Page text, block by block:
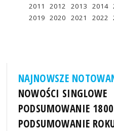
2011
2012 2013 2014
2019 2020 2021 2022
NAJNOWSZE
NOWOŚCI SINGLOWE
PODSUMOWANIE
PODSUMOWANIE